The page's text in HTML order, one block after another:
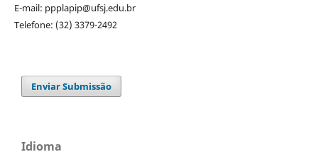
E-mail: ppplapip@ufsj.edu.br
Telefone: (32) 3379-2492
Enviar Submissão
Idioma